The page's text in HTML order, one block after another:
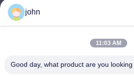
0086-153-7406-6785
john
11:03 AM
Good day, what product are you